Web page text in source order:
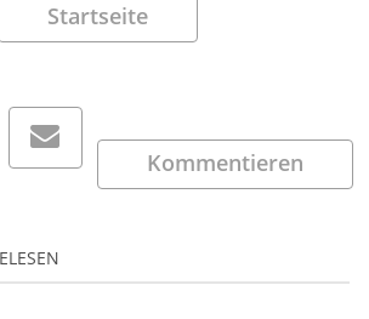
Startseite
Kommentieren